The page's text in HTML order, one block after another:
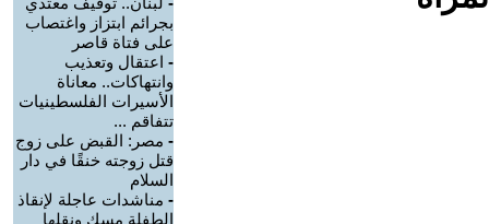
بجرائم ابتزاز واغتصاب
على فتاة قاصر
- اعتقال وتعذيب
وانتهاكات.. معاناة
الأسيرات الفلسطينيات
تتفاقم ...
- مصر: القبض على زوج
قتل زوجته خنقًا في دار
السلام
- مناشدات عاجلة لإنقاذ
الطفلة مسك ونقلها